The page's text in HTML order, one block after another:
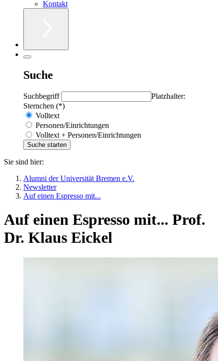
Kontakt
Suche
Suchbegriff
Platzhalter:
Sternchen (*)
Volltext
Personen/Einrichtungen
Volltext + Personen/Einrichtungen
Sie sind hier:
Alumni der Universität Bremen e.V.
Newsletter
Auf einen Espresso mit...
Auf einen Espresso mit... Prof.
Dr. Klaus Eickel